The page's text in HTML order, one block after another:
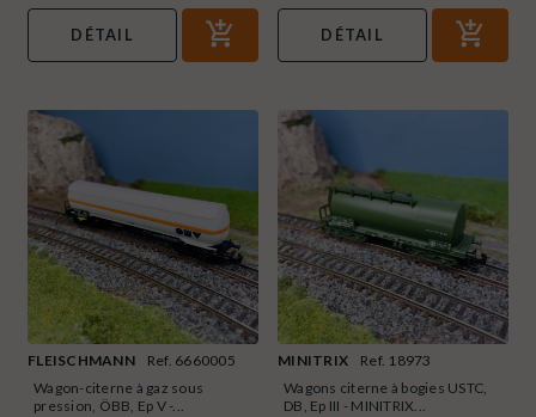
DÉTAIL DÉTAIL
FLEISCHMANN
Ref. 6660005
Wagon-citerne à gaz sous
pression, ÖBB, Ep V -...
MINITRIX
Ref. 18973
Wagons citerne à bogies USTC,
DB, Ep III - MINITRIX...